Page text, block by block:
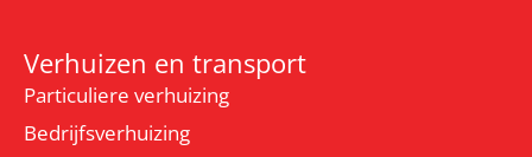
Verhuizen en transport
Particuliere verhuizing
Bedrijfsverhuizing